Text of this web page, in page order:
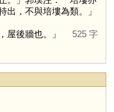
，不與培塿為類。」
後牆也。」 525 字